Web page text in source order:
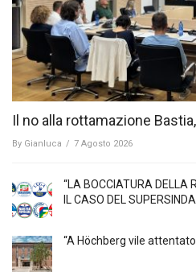
Il no alla rottamazione
By Gianluca / 7 Agosto 2026
“LA BOCCIATURA DELLA
IL CASO DEL
“A Höchberg vile